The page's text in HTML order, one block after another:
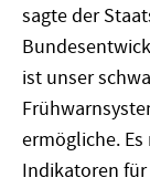
sagte der
ist unser
ermögliche.
Indikatoren